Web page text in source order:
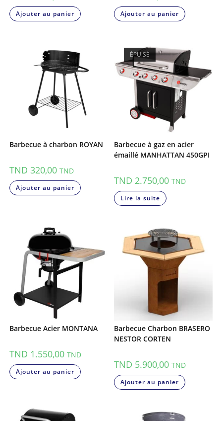
Ajouter au panier Ajouter au panier
Barbecue à charbon ROYAN
TND 320,00 TND
Ajouter au panier
ÉPUISÉ
Barbecue à gaz en acier
émaillé MANHATTAN 450GPI
TND 2.750,00 TND
Lire la suite
Barbecue Acier MONTANA
TND 1.550,00 TND
Ajouter au panier
Barbecue Charbon BRASERO
NESTOR CORTEN
TND 5.900,00 TND
Ajouter au panier